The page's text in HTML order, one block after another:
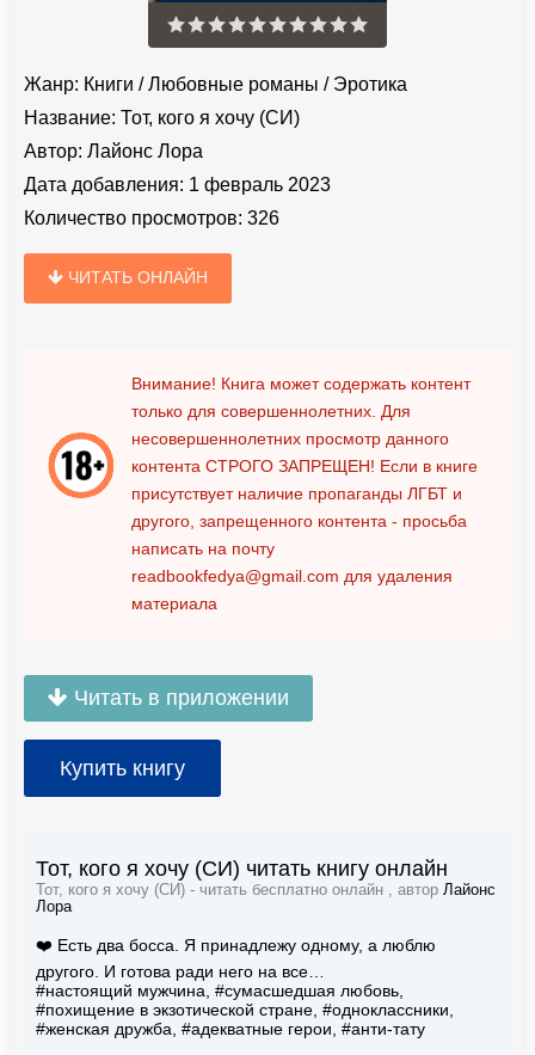
Жанр: Книги /Любовные романы / Эротика
Название: Тот, кого я хочу (СИ)
Автор: Лайонс Лора
Дата добавления: 1 февраль 2023
Количество просмотров: 326
ЧИТАТЬ ОНЛАЙН
Внимание! Книга может содержать контент
только для совершеннолетних. Для
несовершеннолетних просмотр данного
контента СТРОГО ЗАПРЕЩЕН! Если в книге
присутствует наличие пропаганды ЛГБТ и
другого, запрещенного контента - просьба
написать на почту
readbookfedya@gmail.com для удаления
материала
Читать в приложении
Купить книгу
Тот, кого я хочу (СИ) читать книгу онлайн
Тот, кого я хочу (СИ) - читать бесплатно онлайн , автор Лайонс
Лора
❤️ Есть два босса. Я принадлежу одному, а люблю
другого. И готова ради него на все…
#настоящий мужчина, #сумасшедшая любовь,
#похищение в экзотической стране, #одноклассники,
#женская дружба, #адекватные герои, #анти-тату